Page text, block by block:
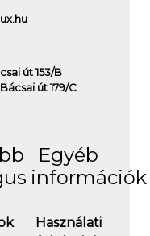
út 153/B
út 179/C
Egyéb
információk
Használati